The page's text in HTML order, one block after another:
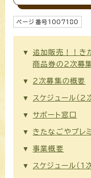
ページ番号1007180
追加販売！！き
商品券の2次募
2次募集の概要
スケジュール（2
サポート窓口
きたなごやプレ
事業概要
スケジュール（1